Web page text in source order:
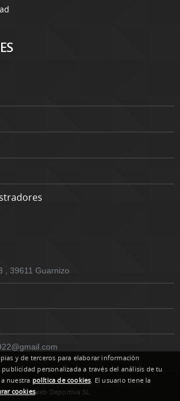
, 39611 Guarnizo
© Grupoweb Deportiva SL
y de terceros para elaborar información
personalizada a través del análisis de tu
nuestra política de cookies . El usuario tiene la
cookies.